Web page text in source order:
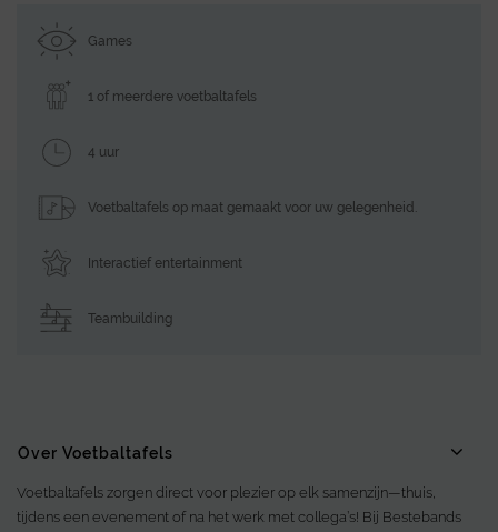
Games
1 of meerdere voetbaltafels
4 uur
Voetbaltafels op maat gemaakt voor uw gelegenheid.
Interactief entertainment
Teambuilding
Over Voetbaltafels
Voetbaltafels zorgen direct voor plezier op elk samenzijn—thuis,
tijdens een evenement of na het werk met collega’s! Bij Bestebands